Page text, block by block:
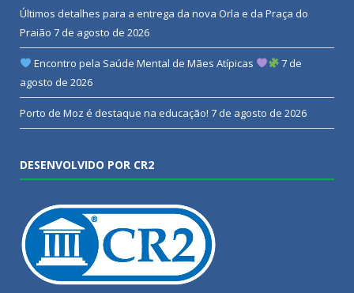
Últimos detalhes para a entrega da nova Orla e da Praça do
Praião 7 de agosto de 2026
Encontro pela Saúde Mental de Mães Atípicas
7 de
agosto de 2026
Porto de Moz é destaque na educação! 7 de agosto de 2026
DESENVOLVIDO POR CR2